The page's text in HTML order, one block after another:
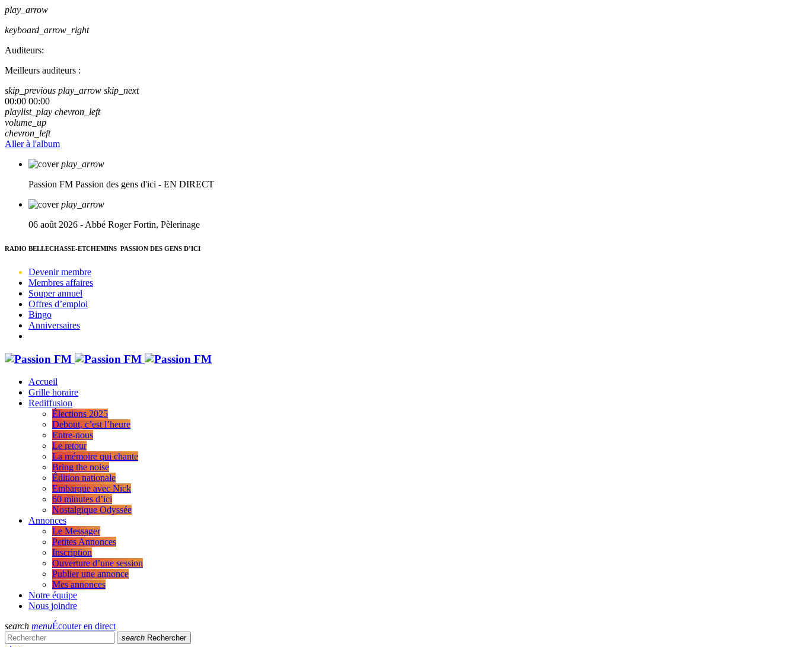
play_arrow
keyboard_arrow_right
Auditeurs:
Meilleurs auditeurs :
skip_previous play_arrow skip_next
00:00 00:00
playlist_play chevron_left
volume_up
chevron_left
Aller à l'album
play_arrow
Passion FM Passion des gens d'ici - EN DIRECT
play_arrow
06 août 2026 - Abbé Roger Fortin, Pèlerinage
RADIO BELLECHASSE-ETCHEMINS PASSION DES GENS D’ICI
Devenir membre
Membres affaires
Souper annuel
Offres d’emploi
Bingo
Anniversaires
Accueil
Grille horaire
Rediffusion
Élections 2025
Debout, c’est l’heure
Entre-nous
Le retour
La mémoire qui chante
Bring the noise
Édition nationale
Embarque avec Nick
60 minutes d’ici
Nostalgique Odyssée
Annonces
Le Messager
Petites Annonces
Inscription
Ouverture d’une session
Publier une annonce
Mes annonces
Notre équipe
Nous joindre
search menuÉcouter en direct
search Rechercher